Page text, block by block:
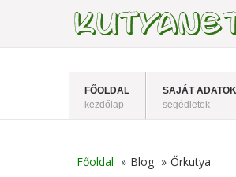
FŐOLDAL
kezdőlap
SAJÁT ADATOK
segédletek
Főoldal » Blog » Őrkutya